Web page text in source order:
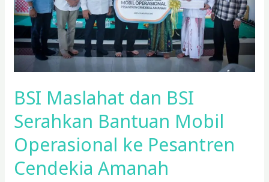
BSI Maslahat dan BSI
Serahkan Bantuan Mobil
Operasional ke Pesantren
Cendekia Amanah
Mobil
Operasional
ke
Pesantren